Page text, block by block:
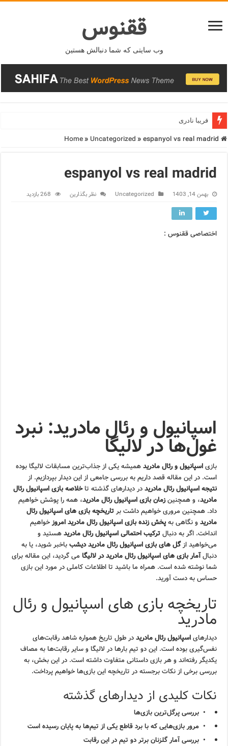
ققنوس
وب سایتی که شما دنبالش هستین
فریبا نادری
» Uncategorized»espanyol vs real madrid
espanyol vs real madrid
بهمن 14, 1403 Uncategorized نظر بگذارین 268 بازدید
اختصاصی ققنوس :
اسپانیول و رئال مادرید: نبرد
غول‌ها در لالیگا
بازیاسپانیول و رئال مادریدهمیشه یکی از جذاب‌ترین مسابقات لالیگا بوده
است. در این مقاله قصد داریم به بررسی جامعی از این دیدار بپردازیم. از
نتیجه اسپانیول رئال مادریددر دیدارهای گذشته تاخلاصه بازی اسپانیول رئال
مادرید، و همچنینزمان بازی اسپانیول رئال مادرید، همه را پوشش خواهیم
داد. همچنین مروری خواهیم داشت برتاریخچه بازی های اسپانیول رئال
مادریدو نگاهی بهپخش زنده بازی اسپانیول رئال مادرید امروزخواهیم
انداخت. اگر به دنبالترکیب احتمالی اسپانیول رئال مادریدهستید و
می‌خواهید ازگل های بازی اسپانیول رئال مادرید دیشبباخبر شوید، یا به
دنبالآمار بازی های اسپانیول رئال مادرید در لالیگا می گردید، این مقاله برای
شما نوشته شده است. همراه ما باشید تا اطلاعات کاملی در مورد این بازی
حساس به دست آورید.
تاریخچه بازی های اسپانیول و رئال
مادرید
دیدارهایاسپانیول رئال مادریددر طول تاریخ همواره شاهد رقابت‌های
نفس‌گیری بوده است. این دو تیم بارها در لالیگا و سایر رقابت‌ها به مصاف
یکدیگر رفته‌اند و هر بازی داستانی متفاوت داشته است. در این بخش، به
بررسی برخی از نکات برجسته در تاریخچه این بازی‌ها خواهیم پرداخت.
نکات کلیدی از دیدارهای گذشته
بررسی پرگل‌ترین بازی‌ها
مرور بازی‌هایی که با برد قاطع یکی از تیم‌ها به پایان رسیده است
بررسی آمار گلزنان برتر دو تیم در این رقابت